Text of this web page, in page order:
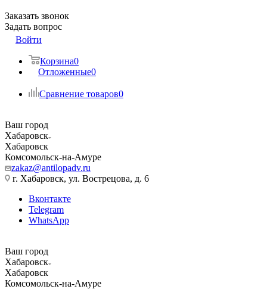
Заказать звонок
Задать вопрос
Войти
Корзина0
Отложенные0
Сравнение товаров0
Ваш город
Хабаровск
Хабаровск
Комсомольск-на-Амуре
zakaz@antilopadv.ru
г. Хабаровск, ул. Вострецова, д. 6
Вконтакте
Telegram
WhatsApp
Ваш город
Хабаровск
Хабаровск
Комсомольск-на-Амуре